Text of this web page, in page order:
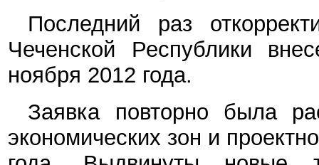
Последний раз
Чеченской Республики
ноября 2012 года.
Заявка повторно была
экономических зон и